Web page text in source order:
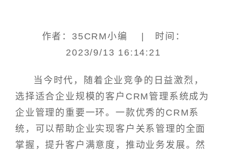
作者：35CRM小编 | 时间：
2023/9/13 16:14:21
当今时代，随着企业竞争的日益激烈，
选择适合企业规模的客户CRM管理系统成为
企业管理的重要一环。一款优秀的CRM系
统，可以帮助企业实现客户关系管理的全面
掌握，提升客户满意度，推动业务发展。然